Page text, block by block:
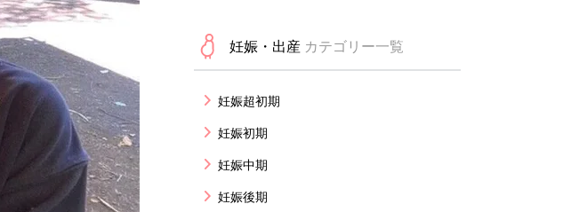
妊娠・出産 カテゴリー一覧
妊娠超初期
妊娠初期
妊娠中期
妊娠後期